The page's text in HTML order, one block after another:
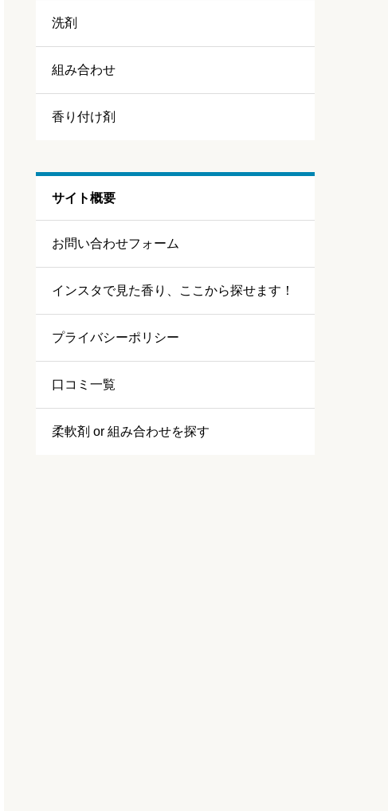
洗剤
組み合わせ
香り付け剤
サイト概要
お問い合わせフォーム
インスタで見た香り、ここから探せます！
プライバシーポリシー
口コミ一覧
柔軟剤 or 組み合わせを探す